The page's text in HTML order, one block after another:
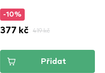
-10%
377 kč 419 kč
Přidat